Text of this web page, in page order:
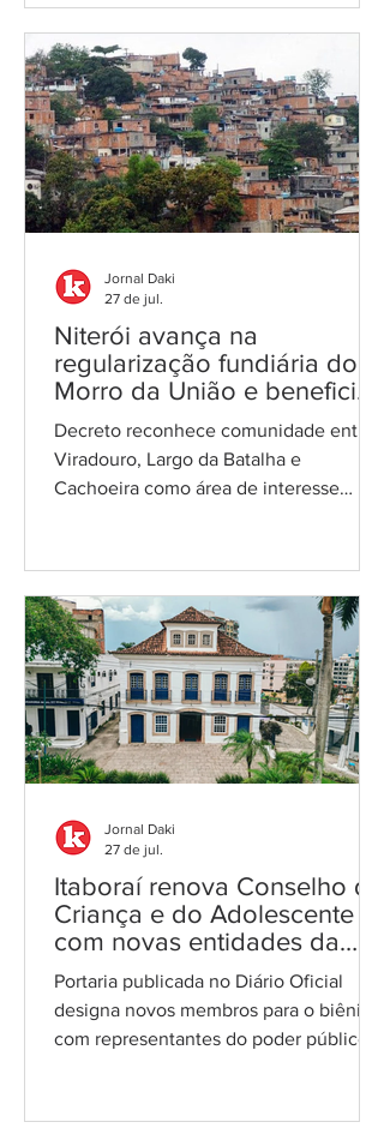
Periferia Viva Foto: reprodução A
Prefeitura de São Gonçalo homologou a
contratação da Construtora
Metropolitana S.A. para executar obras
de melhorias habitacionais na região de
Ipuca, no Jardim Catarina. O contrato,
no valor de R$ 22.050.184,68, tem
prazo de 24 meses e será financiado
Niterói avança na
regularização fundiária do
Morro da União e beneficia
249 famílias
Decreto reconhece comunidade entre
Viradouro, Largo da Batalha e
Cachoeira como área de interesse
comunidade localizada entre os bairros
Viradouro, Largo da Batalha e
Cachoeira, na Região das Praias da
Baía, podem enfim respirar aliviadas. A
Prefeitura de Niterói publicou um
decreto que reconhece a área como
núcleo urbano informal consolidado
para fins de regularização fundiária de
Jornal Daki
27 de jul.
Itaboraí renova Conselho da
Criança e do Adolescente
com novas entidades da
sociedade civil
Portaria publicada no Diário Oficial
designa novos membros para o biênio,
com representantes do poder público e
Itaboraí/Foto: reprodução A Prefeitura
Jornal Daki
27 de jul.